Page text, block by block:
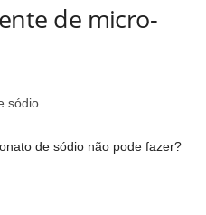
de micro-
de sódio não pode fazer?